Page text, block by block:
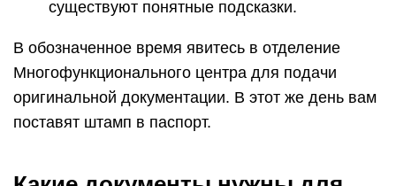
существуют понятные подсказки.
В обозначенное время явитесь в отделение
Многофункционального центра для подачи
оригинальной документации. В этот же день вам
поставят штамп в паспорт.